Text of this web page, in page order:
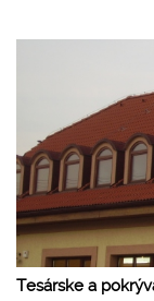
Tesárske a